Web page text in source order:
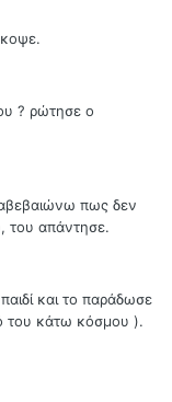
? ρώτησε ο
πως δεν
του απάντησε.
και το παράδωσε
του κάτω κόσμου ).